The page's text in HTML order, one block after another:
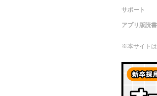
サポート
アプリ版読
※本サイト